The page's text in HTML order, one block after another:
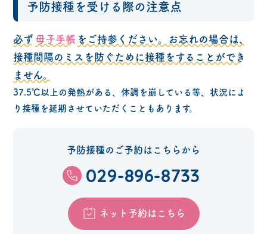
予防接種を受ける際の注意点
必ず 母子手帳 をご持参ください。お忘れの場合は、
接種間隔のミスを防ぐために接種をすることができ
ません。
37.5℃以上の発熱がある、体調を崩している等、状況によ
り接種を延期させていただくこともあります。
予防接種のご予約はこちらから
029-896-8733
ネット予約はこちら